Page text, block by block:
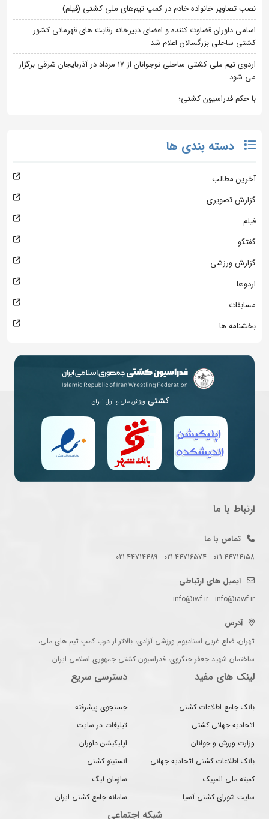
نصب تصاویر خانواده خادم در کمپ تیم‌های ملی کشتی (فیلم)
اسامی داوران قضاوت کننده و اعضای دبیرخانه رقابت های قهرمانی کشور
کشتی ساحلی بزرگسالان اعلام شد
اردوی تیم ملی کشتی ساحلی نوجوانان از 17 مرداد در آذربایجان شرقی برگزار
می شود
با حکم فدراسیون کشتی؛
دسته بندی ها
آخرین مطالب
گزارش تصویری
فیلم
گفتگو
گزارش ورزشی
اردوها
مسابقات
بخشنامه ها
کشتی ورزش ملی و اول ایران
ارتباط با ما
تماس با ما
021-44714158 - 021-44716574 - 021-44714489
ایمیل های ارتباطی
info@iwf.ir - info@iawf.ir
آدرس
تهران، ضلع غربی استادیوم ورزشی آزادی، بالاتر از درب کمپ تیم های ملی،
ساختمان شهید جعفر جنگروی، فدراسیون کشتی جمهوری اسلامی ایران
لینک های مفید
بانک جامع اطلاعات کشتی
اتحادیه جهانی کشتی
وزارت ورزش و جوانان
بانک اطلاعات کشتی اتحادیه جهانی
کمیته ملی المپیک
سایت شورای کشتی آسیا
دسترسی سریع
جستجوی پیشرفته
تبلیغات در سایت
اپلیکیشن داوران
انستیتو کشتی
سازمان لیگ
سامانه جامع کشتی ایران
شبکه اجتماعی